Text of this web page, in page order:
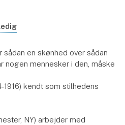
sådan en skønhed over sådan
nogen mennesker i den, måske
1916) kendt som stilhedens
NY) arbejder med